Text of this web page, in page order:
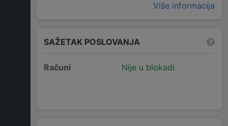
Više informacija
SAŽETAK POSLOVANJA
Računi Nije u blokadi